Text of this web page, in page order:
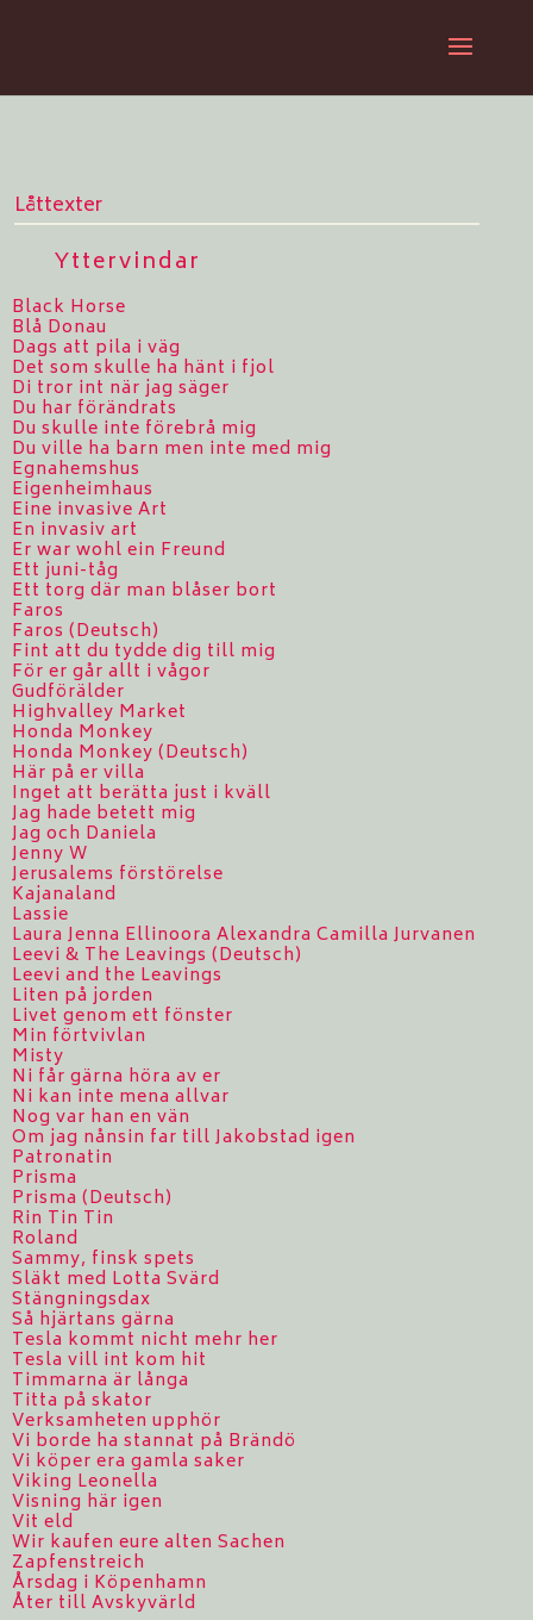
Låttexter
Yttervindar
Black Horse
Blå Donau
Dags att pila i väg
Det som skulle ha hänt i fjol
Di tror int när jag säger
Du har förändrats
Du skulle inte förebrå mig
Du ville ha barn men inte med mig
Egnahemshus
Eigenheimhaus
Eine invasive Art
En invasiv art
Er war wohl ein Freund
Ett juni-tåg
Ett torg där man blåser bort
Faros
Faros (Deutsch)
Fint att du tydde dig till mig
För er går allt i vågor
Gudförälder
Highvalley Market
Honda Monkey
Honda Monkey (Deutsch)
Här på er villa
Inget att berätta just i kväll
Jag hade betett mig
Jag och Daniela
Jenny W
Jerusalems förstörelse
Kajanaland
Lassie
Laura Jenna Ellinoora Alexandra Camilla Jurvanen
Leevi & The Leavings (Deutsch)
Leevi and the Leavings
Liten på jorden
Livet genom ett fönster
Min förtvivlan
Misty
Ni får gärna höra av er
Ni kan inte mena allvar
Nog var han en vän
Om jag nånsin far till Jakobstad igen
Patronatin
Prisma
Prisma (Deutsch)
Rin Tin Tin
Roland
Sammy, finsk spets
Släkt med Lotta Svärd
Stängningsdax
Så hjärtans gärna
Tesla kommt nicht mehr her
Tesla vill int kom hit
Timmarna är långa
Titta på skator
Verksamheten upphör
Vi borde ha stannat på Brändö
Vi köper era gamla saker
Viking Leonella
Visning här igen
Vit eld
Wir kaufen eure alten Sachen
Zapfenstreich
Årsdag i Köpenhamn
Åter till Avskyvärld